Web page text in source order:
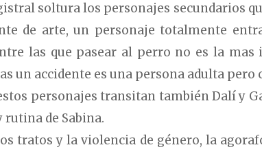
soltura los personajes secundarios
de arte, un personaje totalmente
las que pasear al perro no es la
un accidente es una persona adulta
personajes transitan también Dalí y
rutina de Sabina.
tratos y la violencia de género, la